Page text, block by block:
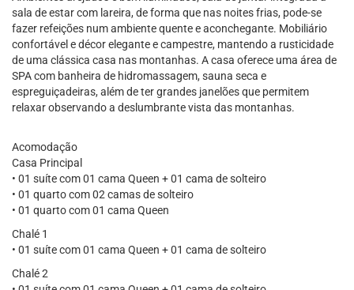
sala de estar com lareira, de forma que nas noites frias, pode-se
fazer refeições num ambiente quente e aconchegante. Mobiliário
confortável e décor elegante e campestre, mantendo a rusticidade
de uma clássica casa nas montanhas. A casa oferece uma área de
SPA com banheira de hidromassagem, sauna seca e
espreguiçadeiras, além de ter grandes janelões que permitem
relaxar observando a deslumbrante vista das montanhas.
Acomodação
Casa Principal
• 01 suíte com 01 cama Queen + 01 cama de solteiro
• 01 quarto com 02 camas de solteiro
• 01 quarto com 01 cama Queen
Chalé 1
• 01 suíte com 01 cama Queen + 01 cama de solteiro
Chalé 2